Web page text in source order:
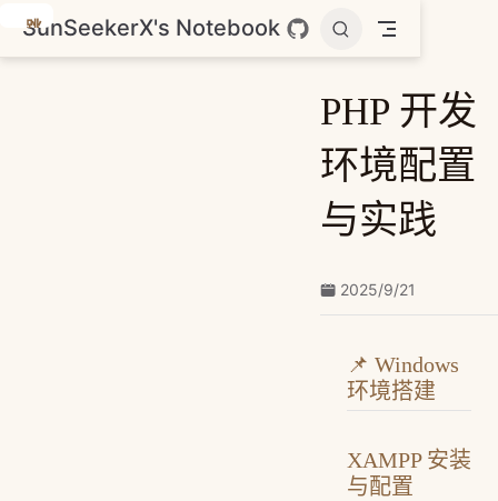
跳
至
SunSeekerX's Notebook
PHP 开发
环境配置
与实践
2025/9/21
📌 Windows
环境搭建
XAMPP 安装
与配置